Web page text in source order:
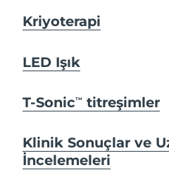
Kriyoterapi
LED Işık
T-SonicTM titreşimler
Klinik Sonuçlar ve
İncelemeleri